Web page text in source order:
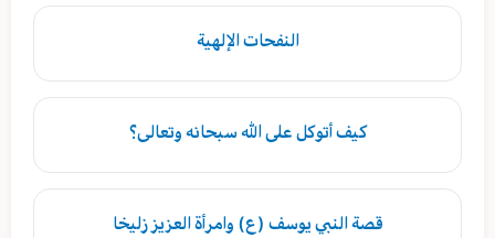
النفحات الإلهية
كيف أتوكل على الله سبحانه وتعالى؟
قصة النبي يوسف (ع) وامرأة العزيز زليخا